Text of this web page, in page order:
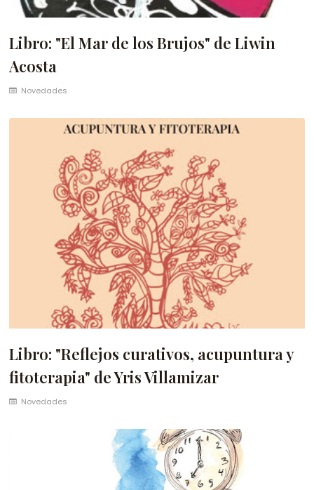
Libro: "El Mar de los Brujos" de Liwin
Acosta
Novedades
Libro: "Reflejos curativos, acupuntura y
fitoterapia" de Yris Villamizar
Novedades